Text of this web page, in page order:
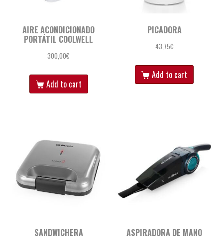
AIRE ACONDICIONADO
PORTÁTIL COOLWELL
300,00€
Add to cart
PICADORA
43,75€
Add to cart
SANDWICHERA ASPIRADORA DE MANO